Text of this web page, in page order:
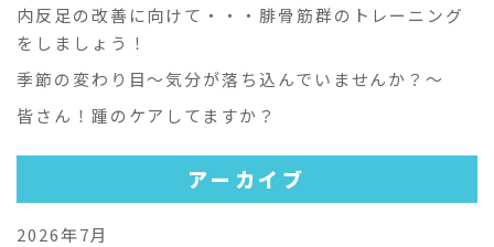
内反足の改善に向けて・・・腓骨筋群のトレーニング
をしましょう！
季節の変わり目～気分が落ち込んでいませんか？～
皆さん！踵のケアしてますか？
アーカイブ
2026年7月